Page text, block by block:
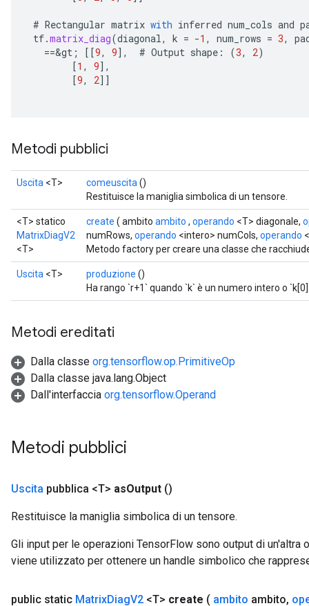
# Rectangular matrix with inferred num_cols and
tf.matrix_diag(diagonal, k = -1 , num_rows = 3,
==&gt ; [[9, 9] , # Output shape : (3, 2)
[1 , 9] ,
[9, 2]]
Metodi pubblici
Uscita <T> comeuscita ()
Restituisce la maniglia simbolica di un tensore.
<T> statico
MatrixDiagV2
<T>
create ( ambito ambito , operando <T> diagonale,
numRows, operando <intero> numCols, operando
Metodo factory per creare una classe che
Uscita <T> produzione ()
Ha rango `r+1` quando `k` è un numero intero o
Metodi ereditati
Dalla classe org.tensorflow.op.PrimitiveOp
Dalla classe java.lang.Object
Dall'interfaccia org.tensorflow.Operand
Metodi pubblici
Uscita pubblica <T> asOutput ()
Restituisce la maniglia simbolica di un tensore.
Gli input per le operazioni TensorFlow sono output di un'altra
viene utilizzato per ottenere un handle simbolico che
public static MatrixDiagV2 <T> create ( ambito ambito,